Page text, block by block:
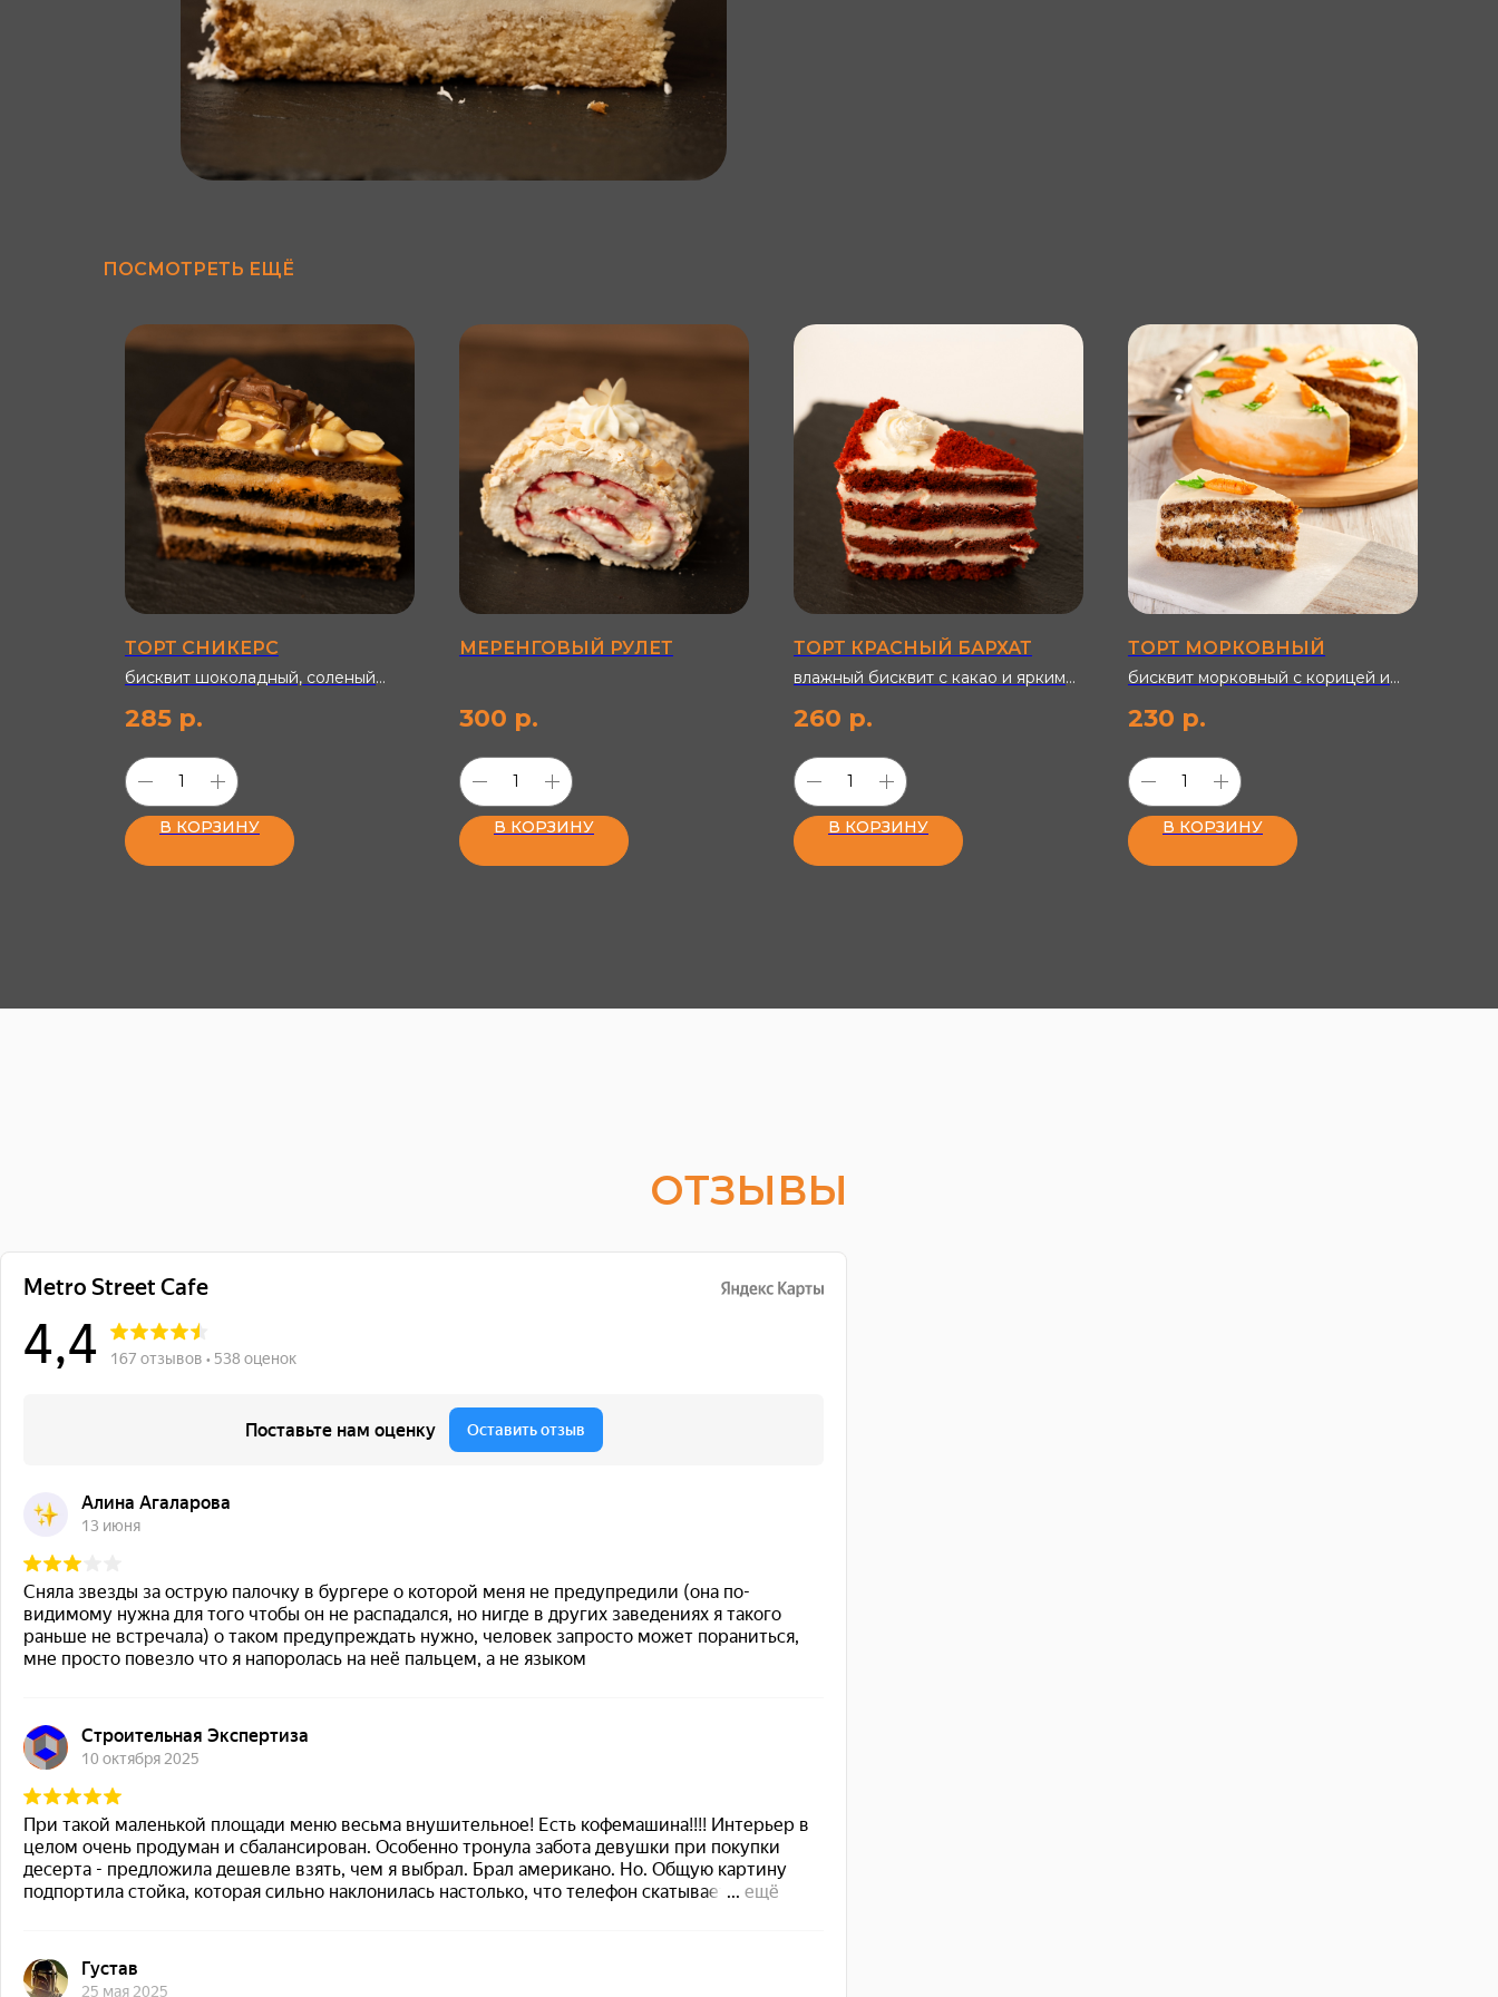
ПОСМОТРЕТЬ ЕЩЁ
ТОРТ СНИКЕРС
бисквит шоколадный, соленый
сливочный крем с вареной
сгущенкой
285 р.
В КОРЗИНУ
МЕРЕНГОВЫЙ РУЛЕТ
300 р.
В КОРЗИНУ
ТОРТ КРАСНЫЙ БАРХАТ
влажный бисквит с какао и ярким
нежным кремом на основе
сливочного сыра (крем-чиз) с
260 р.
В КОРЗИНУ
ТОРТ МОРКОВНЫЙ
бисквит морковный с корицей и
кремом
230 р.
В КОРЗИНУ
ОТЗЫВЫ